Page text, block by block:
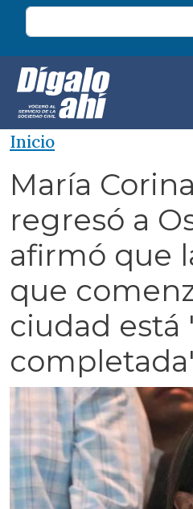
Pasar al contenido principal
Inicio
María
regresó a
afirmó que
que
ciudad está